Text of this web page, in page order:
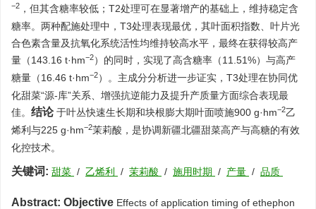
−2 ，但其含糖率较低；T2处理可在显著增产的基础上，维持稳定含
糖率。两种配施处理中，T3处理表现最优，其叶面积指数、叶片光
合色素含量及抗氧化系统活性均维持较高水平，最终在获得较高产
量（143.16 t·hm−2）的同时，实现了高含糖率（11.51%）与高产
糖量（16.46 t·hm−2）。主成分分析进一步证实，T3处理在协同优
化甜菜“源-库”关系、增强抗逆能力及提升产质量方面综合表现最
佳。 结论 于叶丛快速生长期和块根膨大期叶面喷施900 g·hm−2乙
烯利与225 g·hm−2茉莉酸，是协调新疆北疆甜菜高产与高糖的有效
化控技术。
关键词: 甜菜 / 乙烯利 / 茉莉酸 / 施用时期 / 产量 / 品质
Abstract: Objective Effects of application timing of ethephon